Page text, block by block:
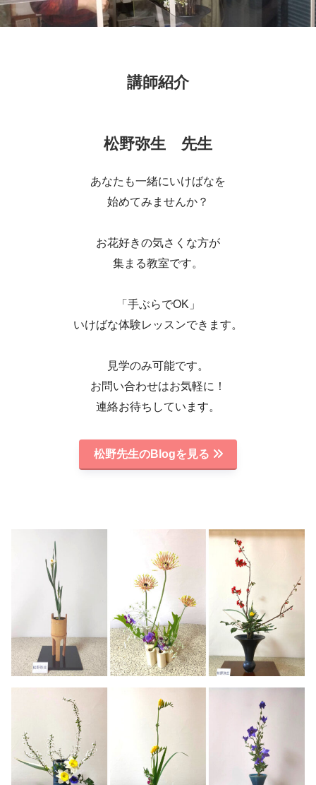
講師紹介
松野弥生 先生
あなたも一緒にいけばなを
始めてみませんか？
お花好きの気さくな方が
集まる教室です。
「手ぶらでOK」
いけばな体験レッスンできます。
見学のみ可能です。
お問い合わせはお気軽に！
連絡お待ちしています。
松野先生のBlogを見る